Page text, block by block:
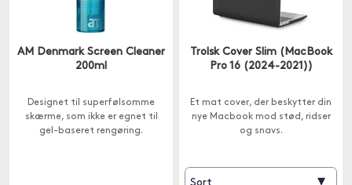
AM Denmark Screen Cleaner
200ml
Designet til superfølsomme
skærme, som ikke er egnet til
gel-baseret rengøring.
Trolsk Cover Slim (MacBook
Pro 16 (2024-2021))
Et mat cover, der beskytter din
nye Macbook mod stød, ridser
og snavs.